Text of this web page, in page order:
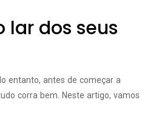
lar dos seus
entanto, antes de começar a
corra bem. Neste artigo, vamos